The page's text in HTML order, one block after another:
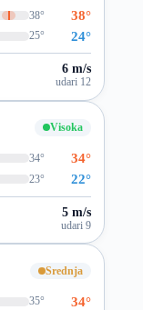
38° 38°
25° 24°
6 m/s
udari 12
Visoka
34° 34°
23° 22°
5 m/s
udari 9
Srednja
35° 34°